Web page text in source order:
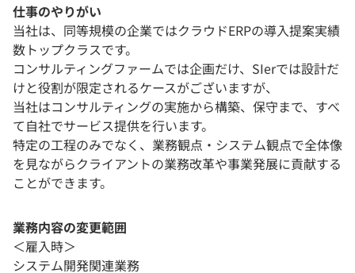
仕事のやりがい
当社は、同等規模の企業ではクラウドERPの導入提案実績
数トップクラスです。
コンサルティングファームでは企画だけ、SIerでは設計だ
けと役割が限定されるケースがございますが、
当社はコンサルティングの実施から構築、保守まで、すべ
て自社でサービス提供を行います。
特定の工程のみでなく、業務観点・システム観点で全体像
を見ながらクライアントの業務改革や事業発展に貢献する
ことができます。
業務内容の変更範囲
＜雇入時＞
システム開発関連業務